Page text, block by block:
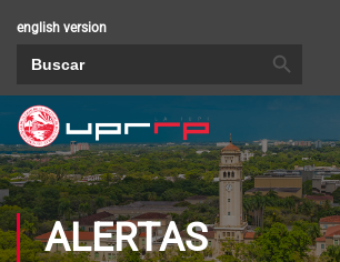
english version
ALERTAS